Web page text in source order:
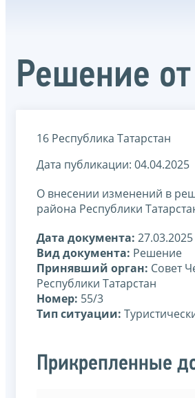
Решение
16 Республика Татарстан
Дата публикации: 04.04.2025
О внесении изменений в
района Республики
Дата документа: 27.03.2025
Вид документа: Решение
Принявший орган: Совет
Республики Татарстан
Номер: 55/3
Тип ситуации:
Прикрепленные